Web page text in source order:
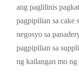
ang paglilinis
pagpipilian sa cake
negosyo sa
pagpipilian sa
ng kailangan mo ng